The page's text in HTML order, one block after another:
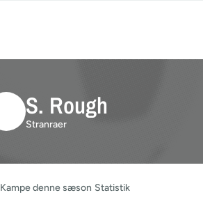
S. Rough
Stranraer
Kampe denne sæson Statistik